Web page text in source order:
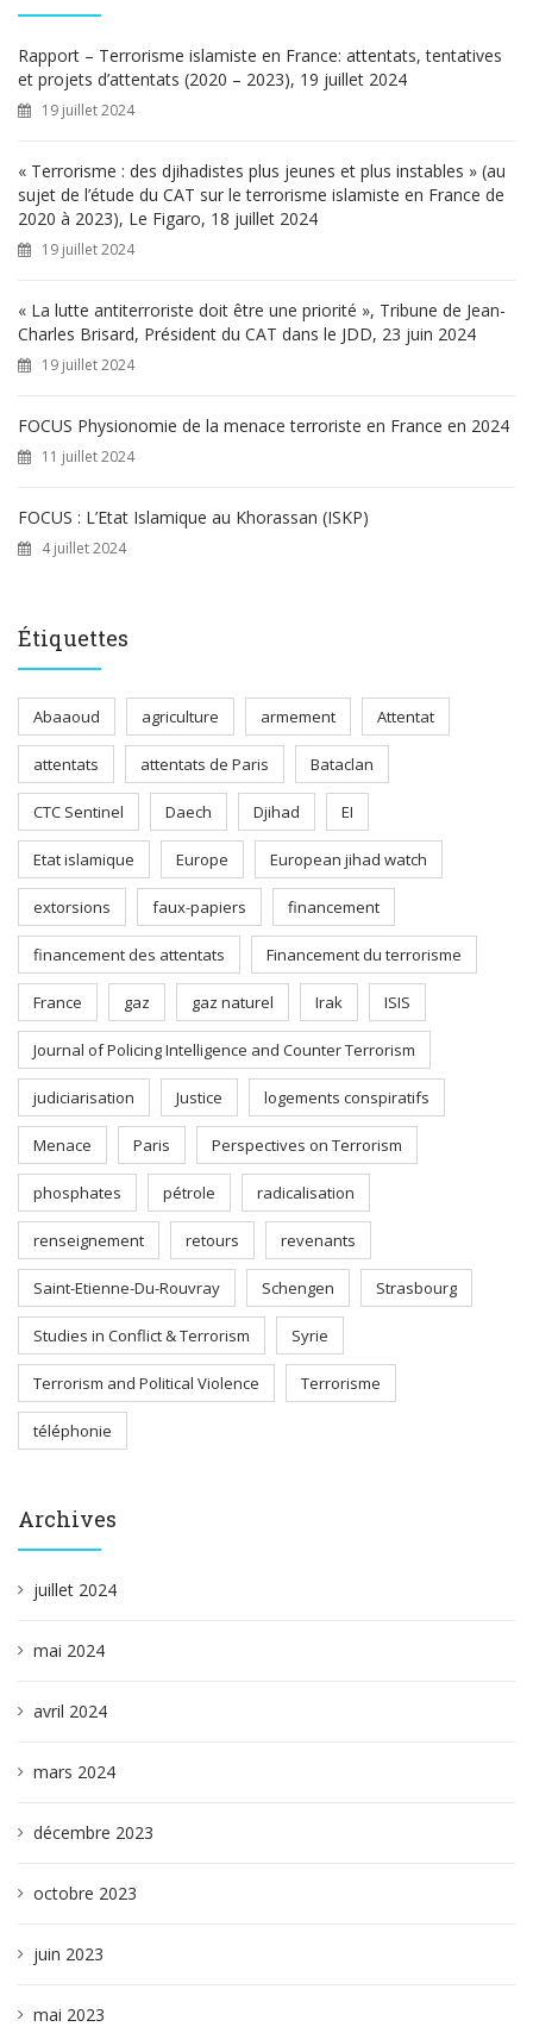
h
e
r
Rapport – Terrorisme islamiste en France: attentats, tentatives
et projets d’attentats (2020 – 2023), 19 juillet 2024
19 juillet 2024
« Terrorisme : des djihadistes plus jeunes et plus instables » (au
sujet de l’étude du CAT sur le terrorisme islamiste en France de
2020 à 2023), Le Figaro, 18 juillet 2024
19 juillet 2024
« La lutte antiterroriste doit être une priorité », Tribune de Jean-
Charles Brisard, Président du CAT dans le JDD, 23 juin 2024
19 juillet 2024
FOCUS Physionomie de la menace terroriste en France en 2024
11 juillet 2024
FOCUS : L’Etat Islamique au Khorassan (ISKP)
4 juillet 2024
Étiquettes
Abaaoud agriculture armement Attentat
attentats attentats de Paris Bataclan
CTC Sentinel Daech Djihad EI
Etat islamique Europe European jihad watch
extorsions faux-papiers financement
financement des attentats Financement du terrorisme
France gaz gaz naturel Irak ISIS
Journal of Policing Intelligence and Counter Terrorism
judiciarisation Justice logements conspiratifs
Menace Paris Perspectives on Terrorism
phosphates pétrole radicalisation
renseignement retours revenants
Saint-Etienne-Du-Rouvray Schengen Strasbourg
Studies in Conflict & Terrorism Syrie
Terrorism and Political Violence Terrorisme
téléphonie
Archives
juillet 2024
mai 2024
avril 2024
mars 2024
décembre 2023
octobre 2023
juin 2023
mai 2023